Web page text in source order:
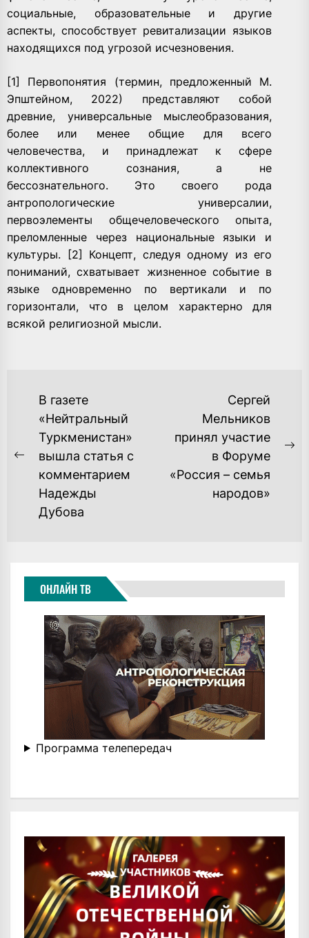
социальные, образовательные и другие
аспекты, способствует ревитализации языков
находящихся под угрозой исчезновения.
[1] Первопонятия (термин, предложенный М.
Эпштейном, 2022) представляют собой
древние, универсальные мыслеобразования,
более или менее общие для всего
человечества, и принадлежат к сфере
коллективного сознания, а не
бессознательного. Это своего рода
антропологические универсалии,
первоэлементы общечеловеческого опыта,
преломленные через национальные языки и
культуры. [2] Концепт, следуя одному из его
пониманий, схватывает жизненное событие в
языке одновременно по вертикали и по
горизонтали, что в целом характерно для
всякой религиозной мысли.
НАВИГАЦИЯ
ЗАПИСЯМ
Previous
post:
В газете
«Нейтральный
Туркменистан»
вышла статья с
комментарием
Надежды
Дубова
Сергей
Мельников
принял участие
в Форуме
«Россия – семья
народов»
ОНЛАЙН ТВ
Программа телепередач